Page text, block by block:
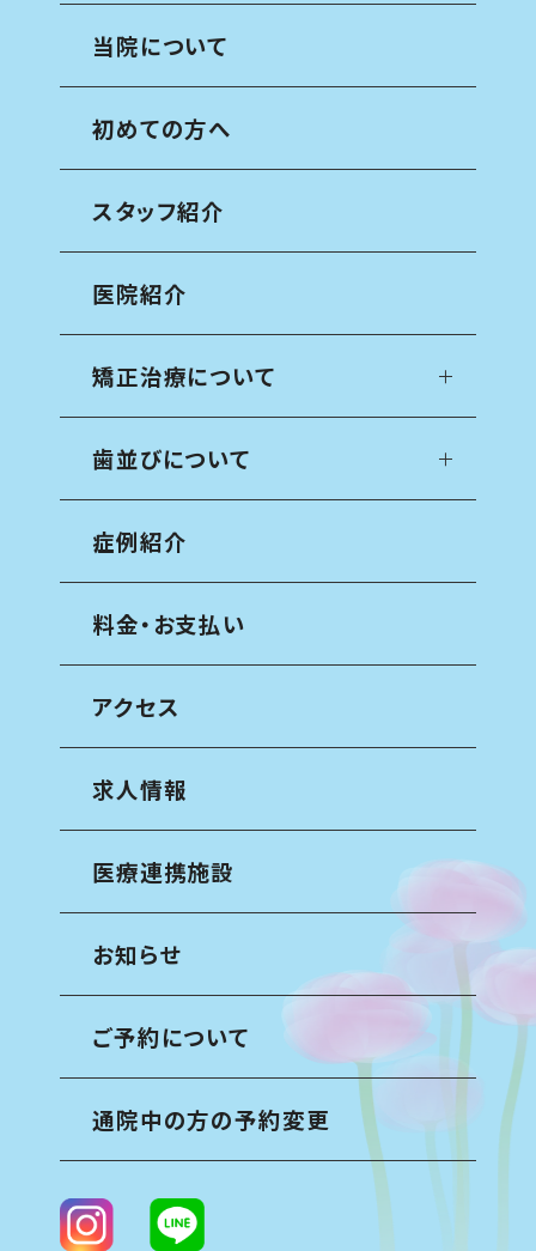
当院について
初めての方へ
スタッフ紹介
医院紹介
矯正治療について
歯並びについて
症例紹介
料金・お支払い
アクセス
求人情報
医療連携施設
お知らせ
ご予約について
通院中の方の予約変更